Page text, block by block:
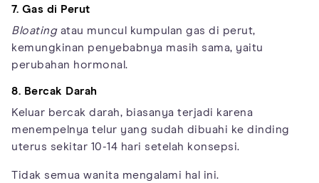
7. Gas di Perut
Bloatingatau muncul kumpulan gas di perut,
kemungkinan penyebabnya masih sama, yaitu
perubahan hormonal.
8. Bercak Darah
Keluar bercak darah, biasanya terjadi karena
menempelnya telur yang sudah dibuahi ke dinding
uterus sekitar 10-14 hari setelah konsepsi.
Tidak semua wanita mengalami hal ini.